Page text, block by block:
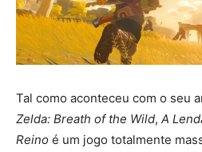
Tal como aconteceu com o seu
Zelda: Breath of the Wild, A
Reino é um jogo totalmente